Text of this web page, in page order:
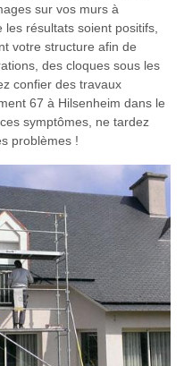
sur vos murs à
résultats soient positifs,
votre structure afin de
des cloques sous les
confier des travaux
67 à Hilsenheim dans le
symptômes, ne tardez
problèmes !